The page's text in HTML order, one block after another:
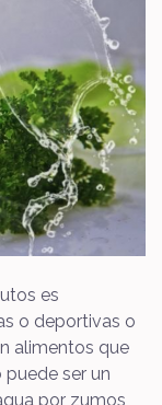
es
o deportivas o
alimentos que
ser un
por zumos